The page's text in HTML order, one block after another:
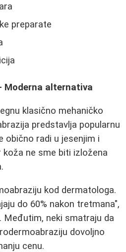
preparate
Moderna alternativa
klasično mehaničko
predstavlja popularnu
obično radi u jesenjim i
ne sme biti izložena
kod dermatologa.
do 60% nakon tretmana",
Međutim, neki smatraju da
dovoljno
cenu.